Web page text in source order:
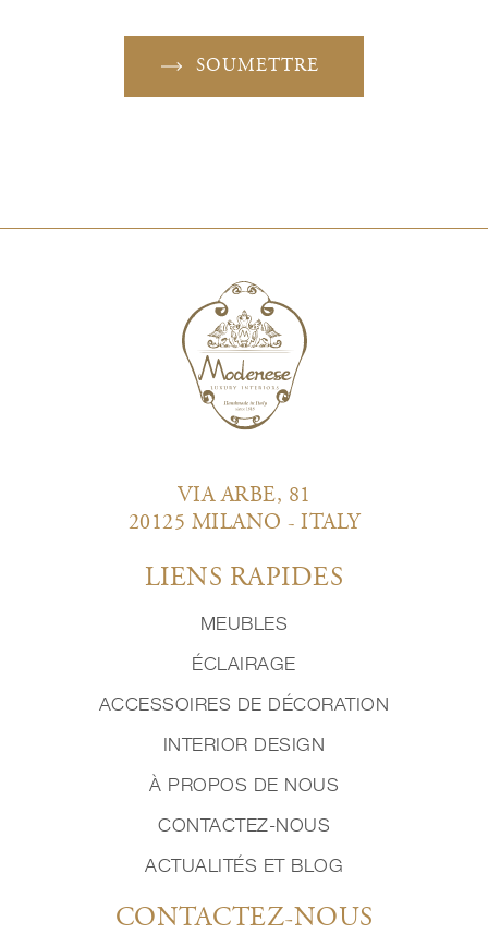
SOUMETTRE
VIA ARBE, 81
20125 MILANO - ITALY
LIENS RAPIDES
MEUBLES
ÉCLAIRAGE
ACCESSOIRES DE DÉCORATION
INTERIOR DESIGN
À PROPOS DE NOUS
CONTACTEZ-NOUS
ACTUALITÉS ET BLOG
CONTACTEZ-NOUS